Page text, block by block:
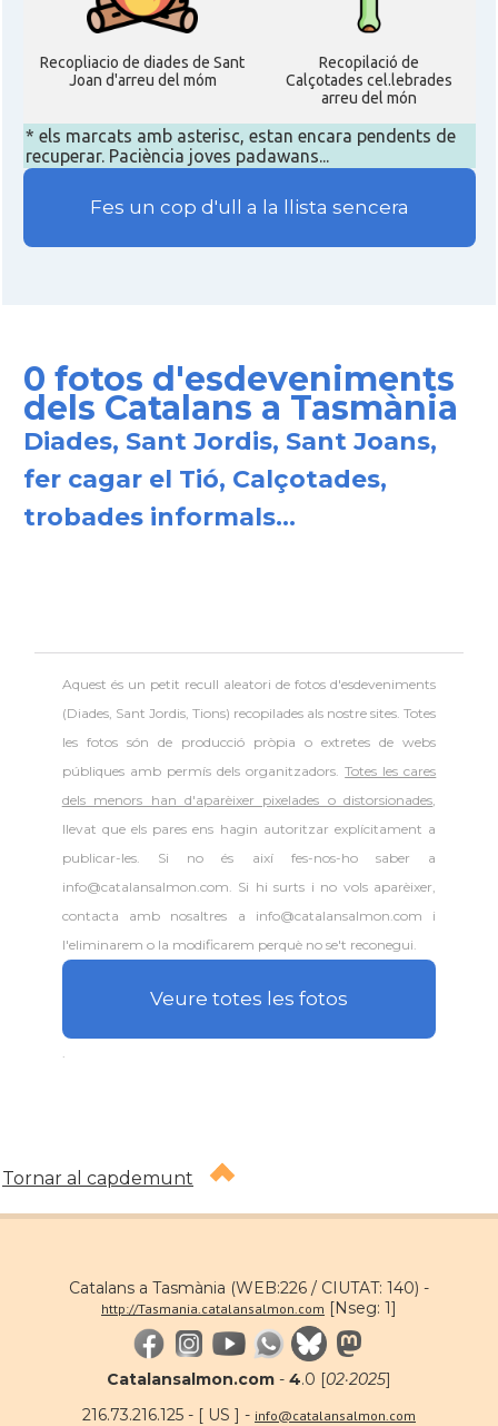
Recopliacio de diades de Sant
Joan d'arreu del móm
Recopilació de
Calçotades cel.lebrades
arreu del món
* els marcats amb asterisc, estan encara pendents de
recuperar. Paciència joves padawans...
Fes un cop d'ull a la llista sencera
0 fotos d'esdeveniments
dels Catalans a Tasmània
Diades, Sant Jordis, Sant Joans,
fer cagar el Tió, Calçotades,
trobades informals...
Aquest és un petit recull aleatori defotos d'esdeveniments
(Diades, Sant Jordis, Tions) recopilades als nostre sites. Totes
les fotos són de producció pròpia o extretes de webs
públiques amb permís dels organitzadors.Totes les cares
dels menors han d'aparèixer pixelades o distorsionades,
llevat que els pares ens hagin autoritzar explícitament a
publicar-les. Si no és així fes-nos-ho saber a
info@catalansalmon.com. Si hi surts i no vols aparèixer,
contacta amb nosaltres a info@catalansalmon.com i
l'eliminarem o la modificarem perquè no se't reconegui.
Veure totes les fotos
Tornar al capdemunt
Catalans a Tasmània (WEB:226 / CIUTAT: 140) -
http://Tasmania.catalansalmon.com [Nseg: 1]
Catalansalmon.com - 4.0 [02·2025]
216.73.216.125 - [ US ] - info@catalansalmon.com